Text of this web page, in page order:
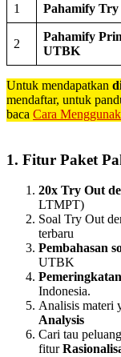
1 Pahamify
2
Pahamify
UTBK
Untuk mendapatkan
mendaftar, untuk
baca Cara
1. Fitur Paket
20x Try Out
LTMPT)
Soal Try Out
terbaru
Pembahasan
UTBK
Indonesia.
Analisis materi
Analysis
Cari tau
fitur